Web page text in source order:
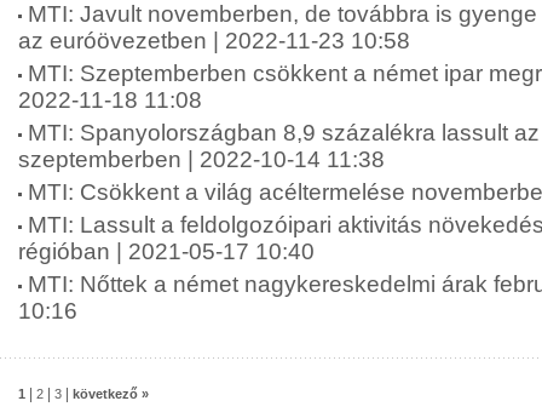
MTI: Javult novemberben, de továbbra is
az euróövezetben | 2022-11-23 10:58
MTI: Szeptemberben csökkent a német ipar
2022-11-18 11:08
MTI: Spanyolországban 8,9 százalékra lassult
szeptemberben | 2022-10-14 11:38
MTI: Csökkent a világ acéltermelése
MTI: Lassult a feldolgozóipari aktivitás
régióban | 2021-05-17 10:40
MTI: Nőttek a német nagykereskedelmi árak
10:16
1 2 3 következő »